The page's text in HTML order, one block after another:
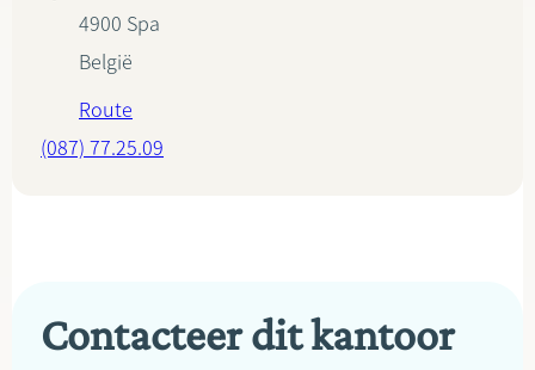
4900 Spa
België
Route
(087) 77.25.09
Contacteer dit kantoor